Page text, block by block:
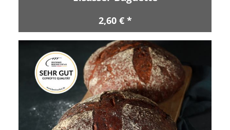
2,60 € *